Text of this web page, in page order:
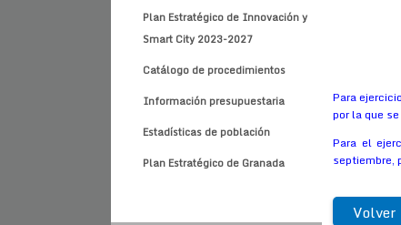
Plan Estratégico de Innovación y
Smart City 2023-2027
Catálogo de procedimientos
Información presupuestaria
Estadísticas de población
Plan Estratégico de Granada
Para
por la que
Para el
septiembre,
Volver